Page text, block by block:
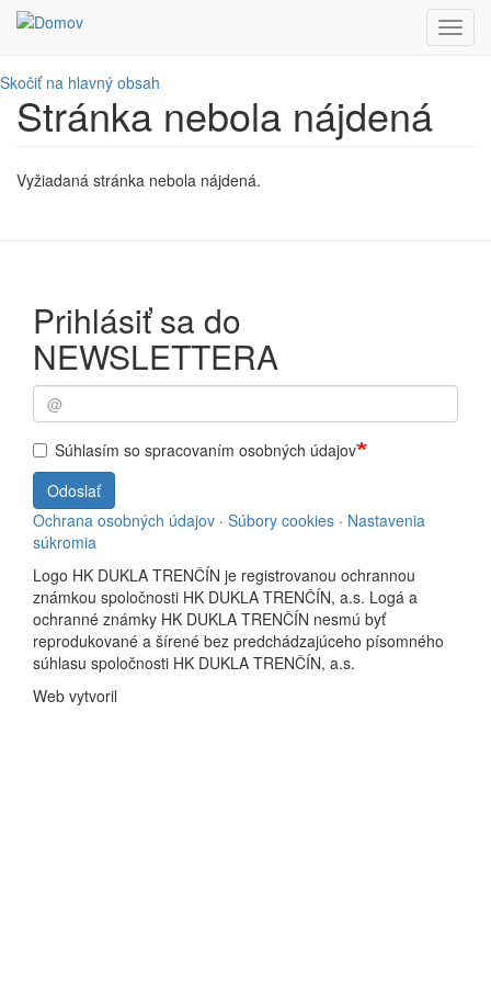
Skočiť na hlavný obsah
Stránka nebola nájdená
Vyžiadaná stránka nebola nájdená.
Prihlásiť sa do
NEWSLETTERA
Súhlasím so spracovaním osobných údajov
Odoslať
Ochrana osobných údajov · Súbory cookies · Nastavenia
súkromia
Logo HK DUKLA TRENČÍN je registrovanou ochrannou
známkou spoločnosti HK DUKLA TRENČÍN, a.s. Logá a
ochranné známky HK DUKLA TRENČÍN nesmú byť
reprodukované a šírené bez predchádzajúceho písomného
súhlasu spoločnosti HK DUKLA TRENČÍN, a.s.
Web vytvoril